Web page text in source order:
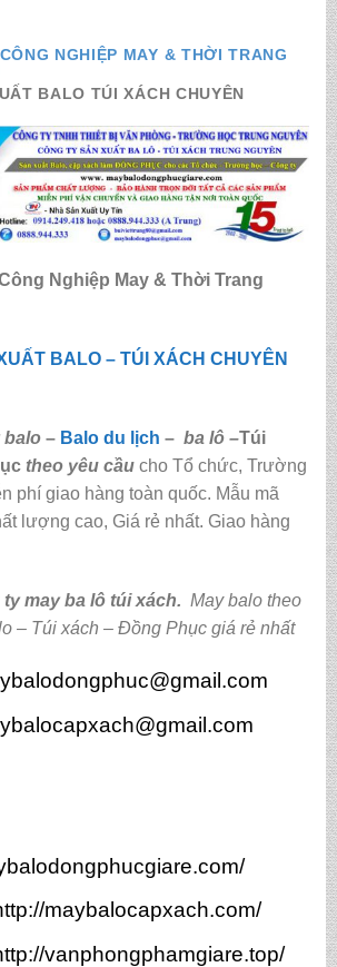
NGHIỆP MAY & THỜI TRANG
BALO TÚI XÁCH CHUYÊN
Nghiệp May & Thời Trang
BALO – TÚI XÁCH CHUYÊN
balo– Balo du lịch – ba lô –Túi
theo yêu cầu cho Tổ chức, Trường
phí giao hàng toàn quốc. Mẫu mã
lượng cao, Giá rẻ nhất. Giao hàng
may ba lô túi xách. May balo theo
– Túi xách – Đồng Phục giá rẻ nhất
maybalocapxach.com/
vanphongphamgiare.top/